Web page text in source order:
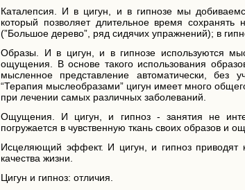
Каталепсия. И в цигун, и в гипнозе мы
который позволяет длительное время сохранять
(”Большое дерево”, ряд сидячих упражнений); в
Образы. И в цигун, и в гипнозе используются
ощущения. В основе такого использования
мысленное представление автоматически, без
“Терапия мыслеобразами” цигун имеет много
при лечении самых различных заболеваний.
Ощущения. И цигун, и гипноз - занятия не
погружается в чувственную ткань своих образов и
Исцеляющий эффект. И цигун, и гипноз
качества жизни.
Цигун и гипноз: отличия.